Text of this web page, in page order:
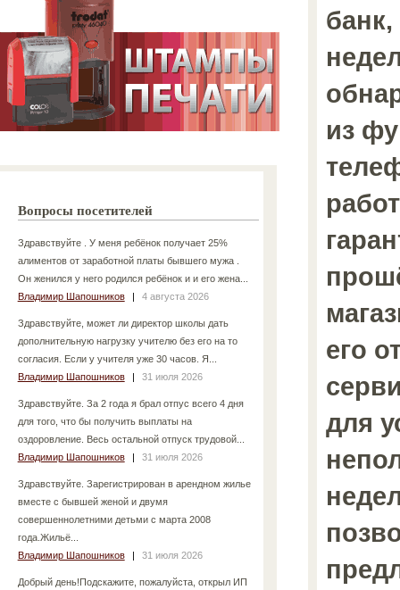
Вопросы посетителей
Здравствуйте . У меня ребёнок получает 25%
алиментов от заработной платы бывшего мужа .
Он женился у него родился ребёнок и и его жена...
Владимир Шапошников
| 4 августа 2026
Здравствуйте, может ли директор школы дать
дополнительную нагрузку учителю без его на то
согласия. Если у учителя уже 30 часов. Я...
Владимир Шапошников
| 31 июля 2026
Здравствуйте. За 2 года я брал отпус всего 4 дня
для того, что бы получить выплаты на
оздоровление. Весь остальной отпуск трудовой...
Владимир Шапошников
| 31 июля 2026
Здравствуйте. Зарегистрирован в арендном жилье
вместе с бывшей женой и двумя
совершеннолетними детьми с марта 2008
года.Жильё...
Владимир Шапошников
| 31 июля 2026
Добрый день!Подскажите, пожалуйста, открыл ИП
из
его
для